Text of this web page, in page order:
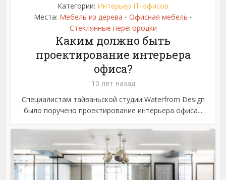
Категории: Интерьер IT-офисов
Места: Мебель из дерева • Офисная мебель •
Стеклянные перегородки
Каким должно быть
проектирование интерьера
офиса?
10 лет назад
Специалистам тайваньской студии Waterfrom Design
было поручено проектирование интерьера офиса...